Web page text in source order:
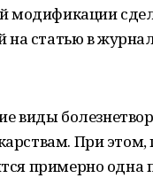
модификации
на статью в
виды
При этом,
примерно одна